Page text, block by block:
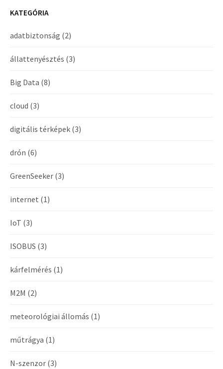
KATEGÓRIA
adatbiztonság (2)
állattenyésztés (3)
Big Data (8)
cloud (3)
digitális térképek (3)
drón (6)
GreenSeeker (3)
internet (1)
IoT (3)
ISOBUS (3)
kárfelmérés (1)
M2M (2)
meteorológiai állomás (1)
műtrágya (1)
N-szenzor (3)